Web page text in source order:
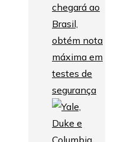
chegará ao
Brasil,
obtém nota
máxima em
testes de
segurança